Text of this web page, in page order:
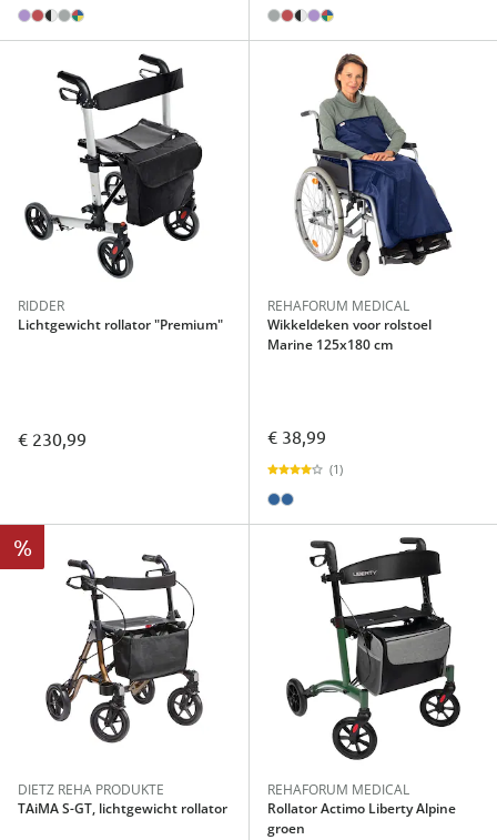
RIDDER
Lichtgewicht rollator "Premium"
€ 230,99
REHAFORUM MEDICAL
Wikkeldeken voor rolstoel
Marine 125x180 cm
€ 38,99
(1)
%
DIETZ REHA PRODUKTE
TAiMA S-GT, lichtgewicht rollator
REHAFORUM MEDICAL
Rollator Actimo Liberty Alpine
groen